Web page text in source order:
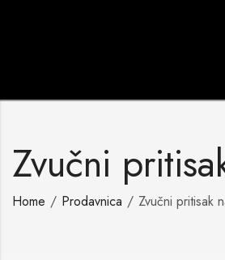
Zvučni
Home Prodavnica Zvučni pritisak